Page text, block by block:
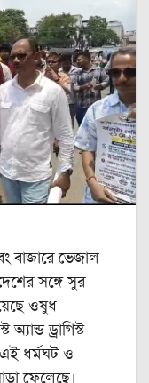
ভেজাল
সঙ্গে সুর
ওষুধ
ড্রাগিস্ট
ধর্মঘট ও
ফেলেছে।